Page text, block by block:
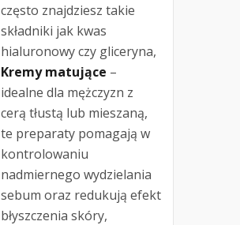
często znajdziesz takie
składniki jak kwas
hialuronowy czy gliceryna,
Kremy matujące –
idealne dla mężczyzn z
cerą tłustą lub mieszaną,
te preparaty pomagają w
kontrolowaniu
nadmiernego wydzielania
sebum oraz redukują efekt
błyszczenia skóry,